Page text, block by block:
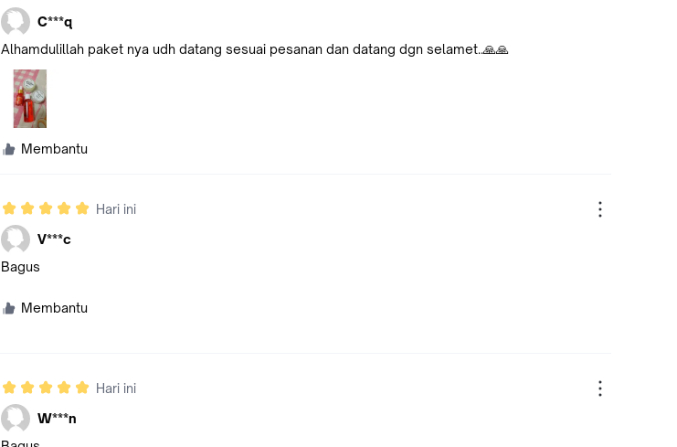
C***q
Alhamdulillah paket nya udh datang sesuai pesanan dan datang dgn selamet..🙏🙏
Membantu
Hari ini
V***c
Bagus
Membantu
Hari ini
W***n